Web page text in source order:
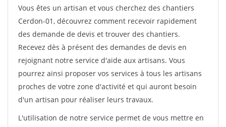
Vous êtes un artisan et vous cherchez des chantiers
Cerdon-01, découvrez comment recevoir rapidement
des demande de devis et trouver des chantiers.
Recevez dès à présent des demandes de devis en
rejoignant notre service d'aide aux artisans. Vous
pourrez ainsi proposer vos services à tous les artisans
proches de votre zone d'activité et qui auront besoin
d'un artisan pour réaliser leurs travaux.
L'utilisation de notre service permet de vous mettre en